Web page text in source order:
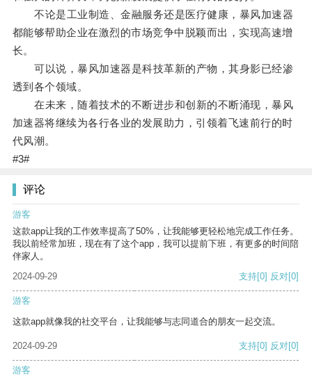
不论是工业制造、金融服务还是医疗健康，暴风加速器
都能够帮助企业在激烈的市场竞争中脱颖而出，实现高速增
长。
可以说，暴风加速器是科技革新的产物，其身影已经渗
透到各个领域。
在未来，随着技术的不断进步和创新的不断涌现，暴风
加速器将继续为各行各业的发展助力，引领着飞速前行的时
代风潮。
#3#
评论
游客
这款app让我的工作效率提高了50%，让我能够更轻松地完成工作任务。
我以前经常加班，现在有了这个app，我可以提前下班，有更多的时间陪
伴家人。
2024-09-29
支持[0] 反对[0]
游客
这款app就像我的社交平台，让我能够与志同道合的朋友一起交流。
2024-09-29 支持[0] 反对[0]
游客